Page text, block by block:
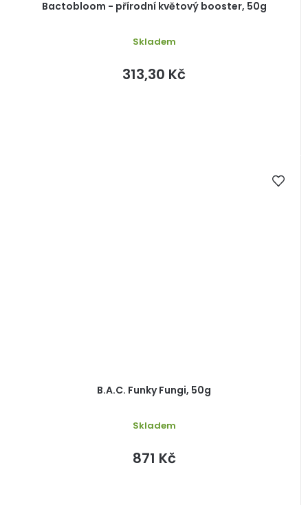
Bactobloom - přírodní květový booster, 50g
Skladem
313,30 Kč
B.A.C. Funky Fungi, 50g
Skladem
871 Kč